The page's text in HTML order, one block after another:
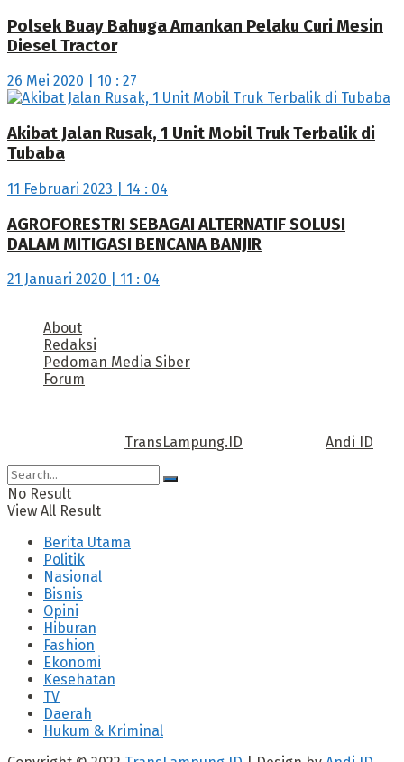
Polsek Buay Bahuga Amankan Pelaku Curi Mesin
Diesel Tractor
26 Mei 2020 | 10 : 27
Akibat Jalan Rusak, 1 Unit Mobil Truk Terbalik di
Tubaba
11 Februari 2023 | 14 : 04
AGROFORESTRI SEBAGAI ALTERNATIF SOLUSI
DALAM MITIGASI BENCANA BANJIR
21 Januari 2020 | 11 : 04
About
Redaksi
Pedoman Media Siber
Forum
TransLampung.ID Andi ID
No Result
View All Result
Berita Utama
Politik
Nasional
Bisnis
Opini
Hiburan
Fashion
Ekonomi
Kesehatan
TV
Daerah
Hukum & Kriminal